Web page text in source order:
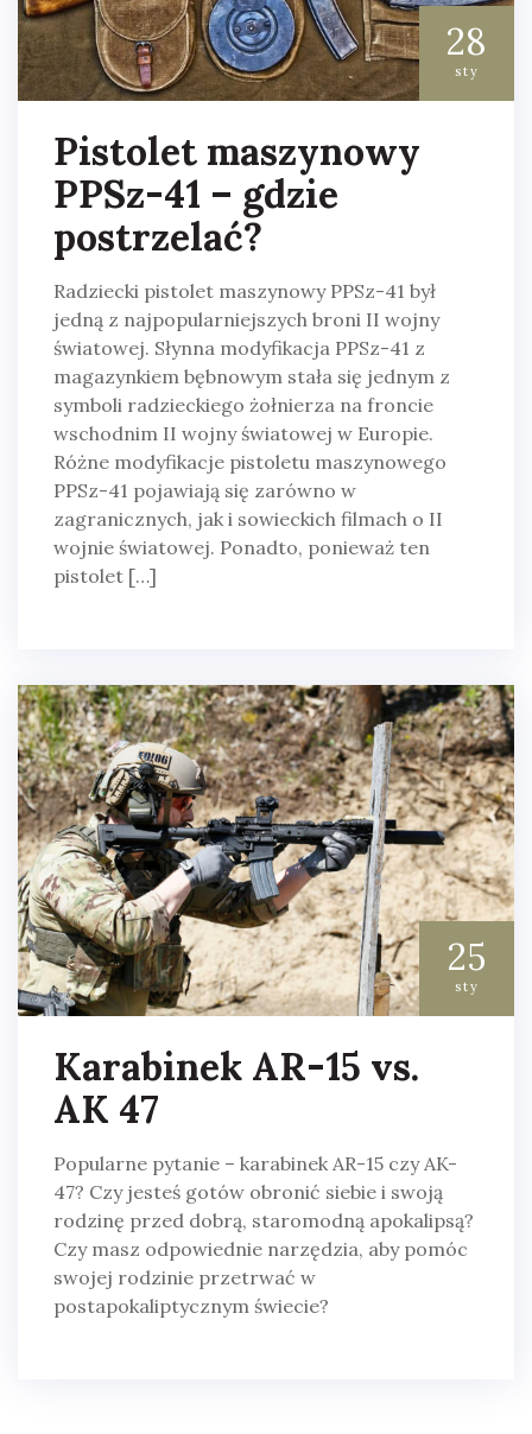
28
sty
Pistolet maszynowy
PPSz-41 – gdzie
postrzelać?
Radziecki pistolet maszynowy PPSz-41 był
jedną z najpopularniejszych broni II wojny
światowej. Słynna modyfikacja PPSz-41 z
magazynkiem bębnowym stała się jednym z
symboli radzieckiego żołnierza na froncie
wschodnim II wojny światowej w Europie.
Różne modyfikacje pistoletu maszynowego
PPSz-41 pojawiają się zarówno w
zagranicznych, jak i sowieckich filmach o II
wojnie światowej. Ponadto, ponieważ ten
pistolet […]
25
sty
Karabinek AR-15 vs.
AK 47
Popularne pytanie – karabinek AR-15 czy AK-
47? Czy jesteś gotów obronić siebie i swoją
rodzinę przed dobrą, staromodną apokalipsą?
Czy masz odpowiednie narzędzia, aby pomóc
swojej rodzinie przetrwać w
postapokaliptycznym świecie?